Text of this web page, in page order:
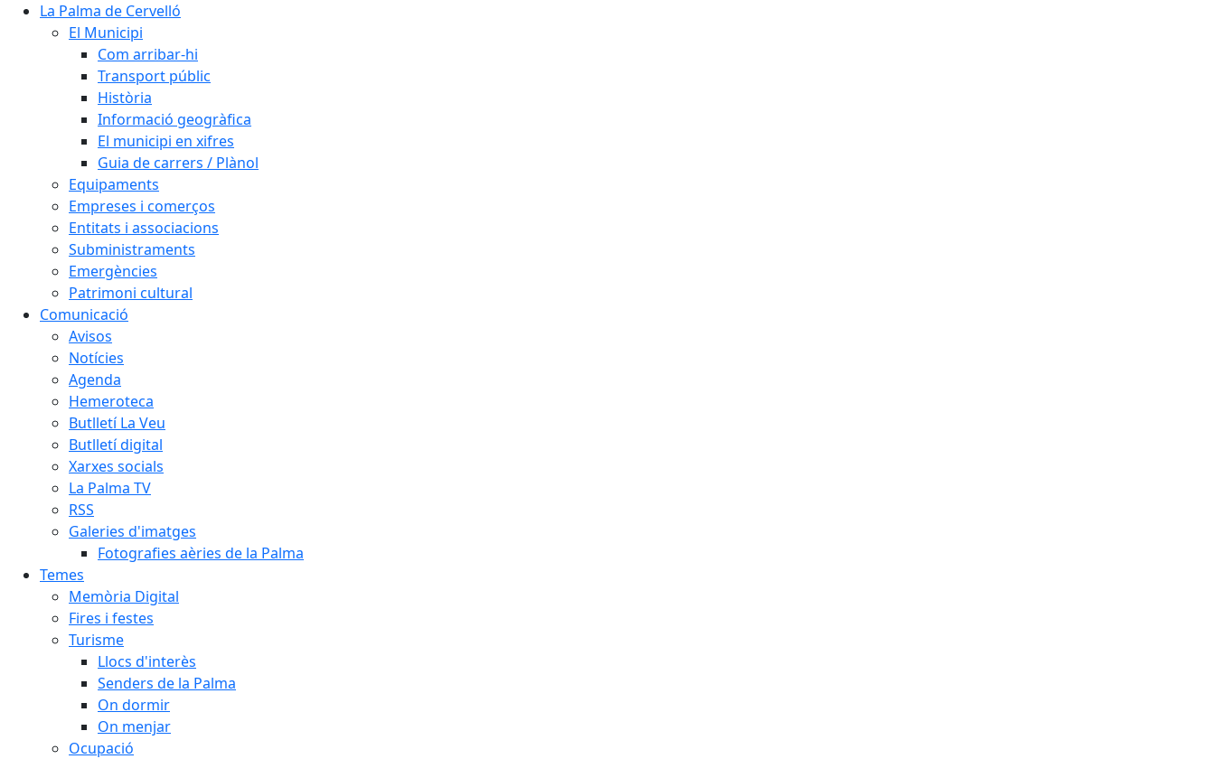
La Palma de Cervelló
El Municipi
Com arribar-hi
Transport públic
Història
Informació geogràfica
El municipi en xifres
Guia de carrers / Plànol
Equipaments
Empreses i comerços
Entitats i associacions
Subministraments
Emergències
Patrimoni cultural
Comunicació
Avisos
Notícies
Agenda
Hemeroteca
Butlletí La Veu
Butlletí digital
Xarxes socials
La Palma TV
RSS
Galeries d'imatges
Fotografies aèries de la Palma
Temes
Memòria Digital
Fires i festes
Turisme
Llocs d'interès
Senders de la Palma
On dormir
On menjar
Ocupació